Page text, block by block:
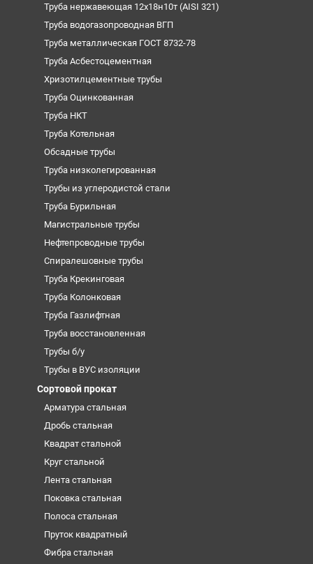
Труба нержавеющая 12х18н10т (AISI 321)
Труба водогазопроводная ВГП
Труба металлическая ГОСТ 8732-78
Труба Асбестоцементная
Хризотилцементные трубы
Труба Оцинкованная
Труба НКТ
Труба Котельная
Обсадные трубы
Труба низколегированная
Трубы из углеродистой стали
Труба Бурильная
Магистральные трубы
Нефтепроводные трубы
Спиралешовные трубы
Труба Крекинговая
Труба Колонковая
Труба Газлифтная
Труба восстановленная
Трубы б/у
Трубы в ВУС изоляции
Сортовой прокат
Арматура стальная
Дробь стальная
Квадрат стальной
Круг стальной
Лента стальная
Поковка стальная
Полоса стальная
Пруток квадратный
Фибра стальная